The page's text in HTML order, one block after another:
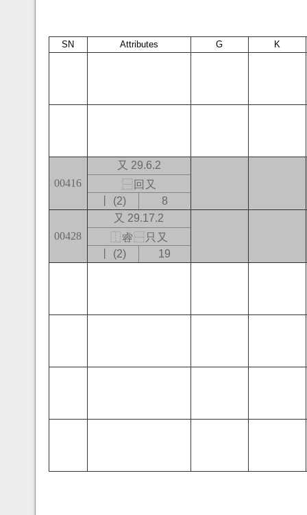
SN Attributes G K
00416
又 29.6.2
⿱ 回 又
㇑ (2)
8
00428
又 29.17.2
⿰䜭⿱ 只 又
㇑ (2)
19